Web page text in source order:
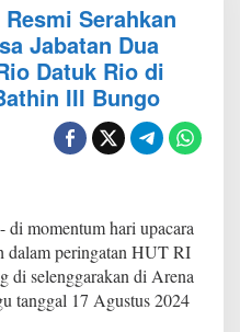
Serahkan
Jabatan Dua
Datuk Rio di
III Bungo
di momentum hari upacara
dalam peringatan HUT RI
di selenggarakan di Arena
tanggal 17 Agustus 2024